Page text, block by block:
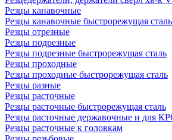
Резцы канавочные
Резцы канавочные быстрорежущая сталь
Резцы отрезные
Резцы подрезные
Резцы подрезные быстрорежущая сталь
Резцы проходные
Резцы проходные быстрорежущая сталь
Резцы разные
Резцы расточные
Резцы расточные быстрорежущая сталь
Резцы расточные державочные и для
Резцы расточные к головкам